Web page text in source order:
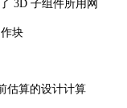
3D 子组件所用网
块
算的设计计算